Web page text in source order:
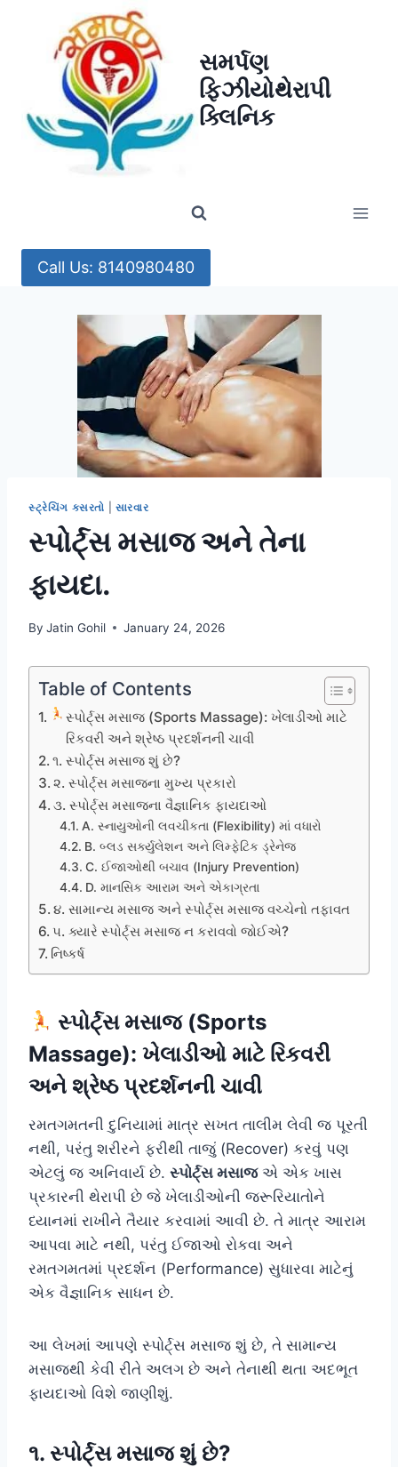
સમર્પણ
ફિઝીયોથેરાપી
ક્લિનિક
Call Us: 8140980480
સ્ટ્રેચિંગ કસરતો સારવાર
સ્પોર્ટ્સ મસાજ અને તેના
ફાયદા.
By Jatin Gohil January 24, 2026
Table of Contents
સ્પોર્ટ્સ મસાજ (Sports Massage): ખેલાડીઓ માટે
રિકવરી અને શ્રેષ્ઠ પ્રદર્શનની ચાવી
૧. સ્પોર્ટ્સ મસાજ શું છે?
૨. સ્પોર્ટ્સ મસાજના મુખ્ય પ્રકારો
૩. સ્પોર્ટ્સ મસાજના વૈજ્ઞાનિક ફાયદાઓ
A. સ્નાયુઓની લવચીકતા (Flexibility) માં વધારો
B. બ્લડ સર્ક્યુલેશન અને લિમ્ફેટિક ડ્રેનેજ
C. ઈજાઓથી બચાવ (Injury Prevention)
D. માનસિક આરામ અને એકાગ્રતા
૪. સામાન્ય મસાજ અને સ્પોર્ટ્સ મસાજ વચ્ચેનો તફાવત
૫. ક્યારે સ્પોર્ટ્સ મસાજ ન કરાવવો જોઈએ?
નિષ્કર્ષ
સ્પોર્ટ્સ મસાજ (Sports
Massage): ખેલાડીઓ માટે રિકવરી
અને શ્રેષ્ઠ પ્રદર્શનની ચાવી
રમતગમતની દુનિયામાં માત્ર સખત તાલીમ લેવી જ પૂરતી
નથી, પરંતુ શરીરને ફરીથી તાજું (Recover) કરવું પણ
એટલું જ અનિવાર્ય છે. સ્પોર્ટ્સ મસાજએ એક ખાસ
પ્રકારની થેરાપી છે જે ખેલાડીઓની જરૂરિયાતોને
ધ્યાનમાં રાખીને તૈયાર કરવામાં આવી છે. તે માત્ર આરામ
આપવા માટે નથી, પરંતુ ઈજાઓ રોકવા અને
રમતગમતમાં પ્રદર્શન (Performance) સુધારવા માટેનું
એક વૈજ્ઞાનિક સાધન છે.
આ લેખમાં આપણે સ્પોર્ટ્સ મસાજ શું છે, તે સામાન્ય
મસાજથી કેવી રીતે અલગ છે અને તેનાથી થતા અદભૂત
ફાયદાઓ વિશે જાણીશું.
૧. સ્પોર્ટ્સ મસાજ શું છે?